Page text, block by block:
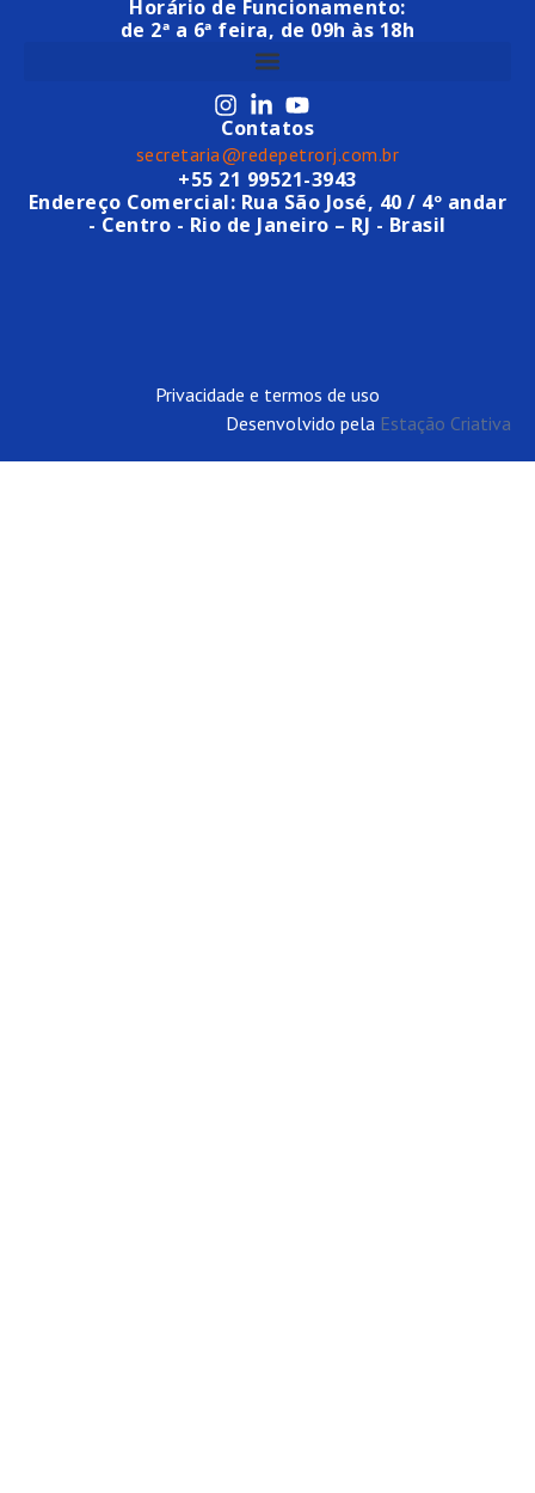
Horário de Funcionamento:
de 2ª a 6ª feira, de 09h às 18h
Contatos
secretaria@redepetrorj.com.br
+55 21 99521-3943
Endereço Comercial: Rua São José, 40 / 4º andar
- Centro - Rio de Janeiro – RJ - Brasil
Privacidade e termos de uso
Desenvolvido pela Estação Criativa